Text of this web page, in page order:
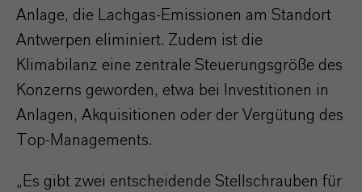
Anlage, die Lachgas-Emissionen am Standort
Antwerpen eliminiert. Zudem ist die
Klimabilanz eine zentrale Steuerungsgröße des
Konzerns geworden, etwa bei Investitionen in
Anlagen, Akquisitionen oder der Vergütung des
Top-Managements.
„Es gibt zwei entscheidende Stellschrauben für